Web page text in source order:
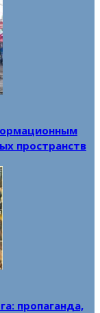
пространств
пропаганда,